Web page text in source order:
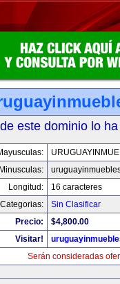
este dominio lo
Minusculas:
Longitud:
16 caracteres
Categorias:
Sin Clasificar
Precio:
$4,800.00
Visitar!
Serán consideradas